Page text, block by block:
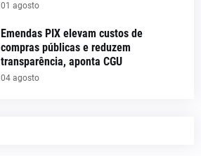
01 agosto
Emendas PIX elevam custos de
compras públicas e reduzem
transparência, aponta CGU
04 agosto